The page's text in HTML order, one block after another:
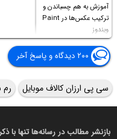
آموزش به هم چسباندن و
ترکیب عکس‌ها در Paint
ویندوز
۲۰۰ دیدگاه و پاسخ آخر
سی پی ارزان کالاف موبایل رم
بازنشر مطالب در رسانه‌ها تنها با